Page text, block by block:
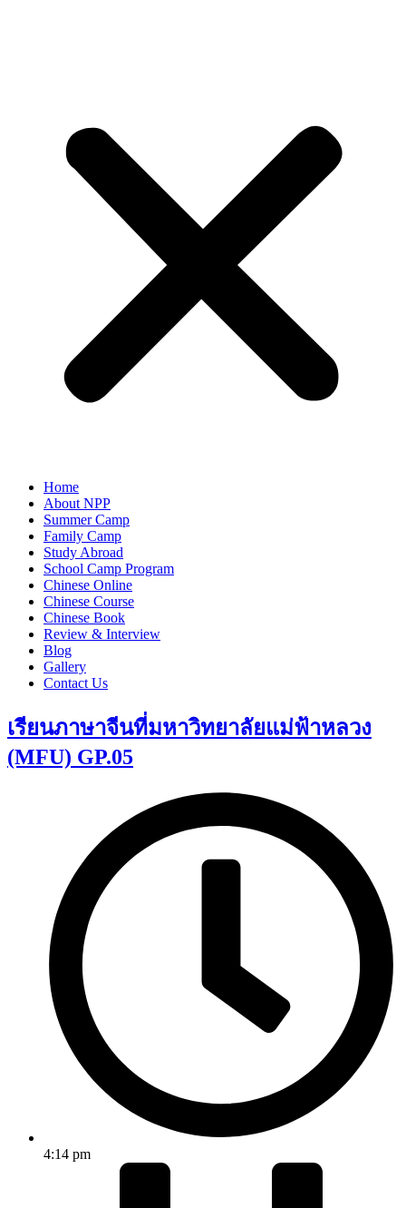
Home
About NPP
Summer Camp
Family Camp
Study Abroad
School Camp Program
Chinese Online
Chinese Course
Chinese Book
Review & Interview
Blog
Gallery
Contact Us
เรียนภาษาจีนที่มหาวิทยาลัยแม่ฟ้าหลวง
(MFU) GP.05
4:14 pm